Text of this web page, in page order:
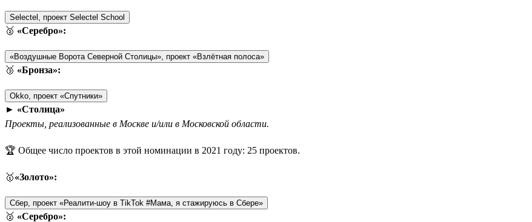
Selectel, проект Selectel School
🥈 «Серебро»:
«Воздушные Ворота Северной Столицы», проект «Взлётная полоса»
🥉 «Бронза»:
Okko, проект «Спутники»
► «Столица»
Проекты, реализованные в Москве и/или в Московской области.
🏆 Общее число проектов в этой номинации в 2021 году: 25 проектов.
🥇«Золото»:
Сбер, проект «Реалити-шоу в TikTok #Мама, я стажируюсь в Сбере»
🥈 «Серебро»: